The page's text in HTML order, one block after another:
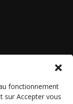
fonctionnement
sur Accepter vous